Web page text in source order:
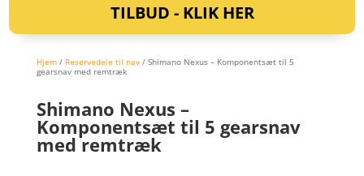
TILBUD - KLIK HER
Hjem/ Reservedele til nav/ Shimano Nexus – Komponentsæt til 5
gearsnav med remtræk
Shimano Nexus –
Komponentsæt til 5 gearsnav
med remtræk